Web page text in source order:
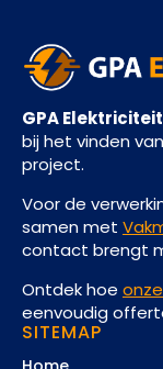
GPA
bij het vinden
project.
Voor de
samen met
contact brengt
Ontdek hoe
eenvoudig
SITEMAP